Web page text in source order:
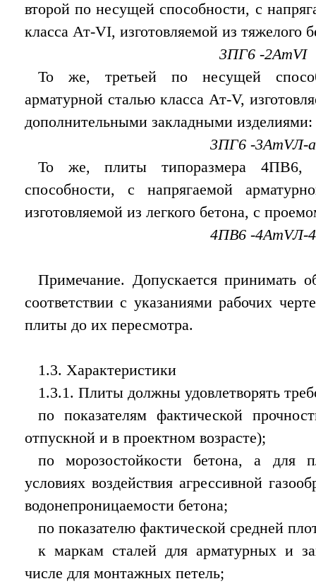
второй по несущей способности, с
класса Ат-VI, изготовляемой из тяжелого
3ПГ6 -2АтVI
То же, третьей по несущей
арматурной сталью класса Ат-V,
дополнительными закладными изделиями:
3ПГ6 -3АтVЛ-а
То же, плиты типоразмера 4ПВ6,
способности, с напрягаемой
изготовляемой из легкого бетона, с
4ПВ6 -4АтVЛ-4
Примечание. Допускается принимать
соответствии с указаниями рабочих
плиты до их пересмотра.
1.3. Характеристики
1.3.1. Плиты должны удовлетворять
по показателям фактической
отпускной и в проектном возрасте);
по морозостойкости бетона, а для
условиях воздействия агрессивной
водонепроницаемости бетона;
по показателю фактической средней
к маркам сталей для арматурных и
числе для монтажных петель;